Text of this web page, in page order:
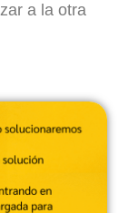
a la otra